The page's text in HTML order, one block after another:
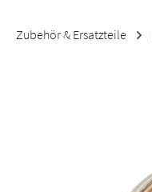
Zubehör & Ersatzteile